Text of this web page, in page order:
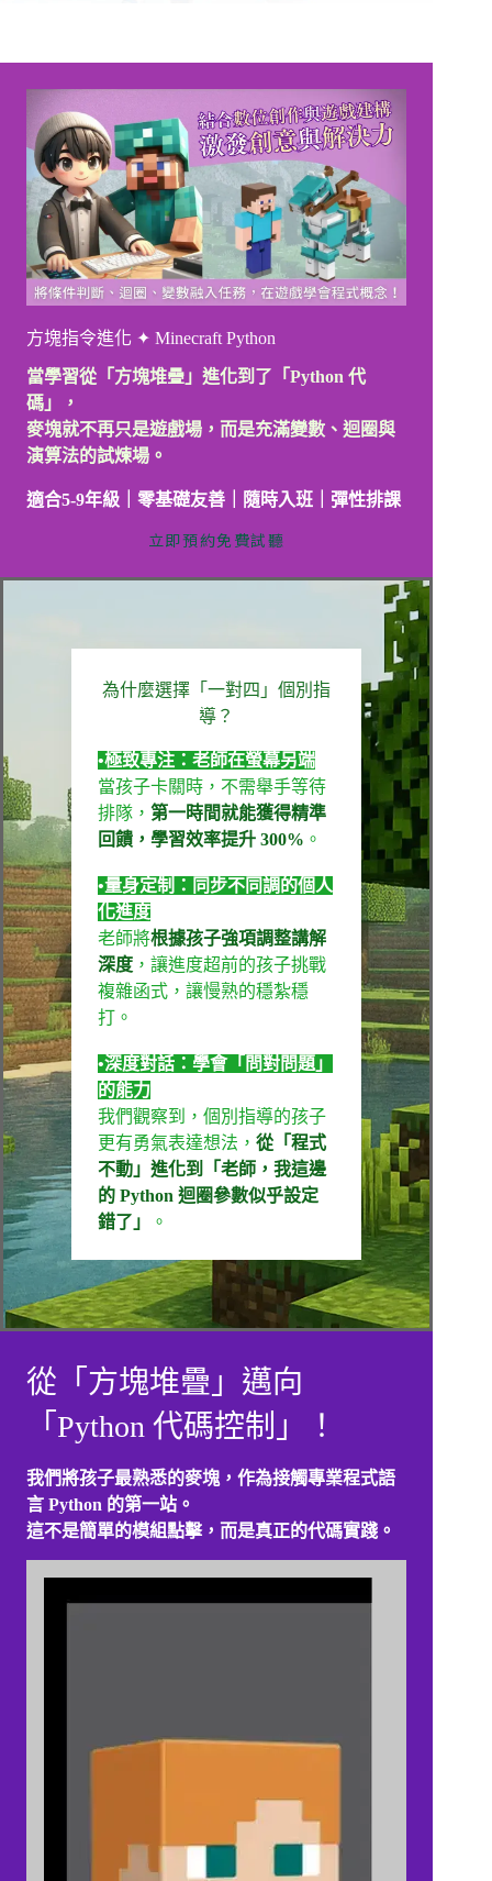
方塊指令進化 ✦ Minecraft Python
當學習從「方塊堆疊」進化到了「Python 代
碼」，
麥塊就不再只是遊戲場，而是充滿變數、迴圈與
演算法的試煉場。
適合5-9年級 ｜零基礎友善 隨時入班 彈性排課
立即預約免費試聽
為什麼選擇「一對四」個別指
導？
•極致專注：老師在螢幕另端
當孩子卡關時，不需舉手等待
排隊，第一時間就能獲得精準
回饋，學習效率提升 300% 。
•量身定制：同步不同調的個人
化進度
老師將根據孩子強項調整講解
深度 ，讓進度超前的孩子挑戰
複雜函式，讓慢熟的穩紮穩
打。
•深度對話：學會「問對問題」
的能力
我們觀察到，個別指導的孩子
更有勇氣表達想法，從「程式
不動」進化到「老師，我這邊
的 Python 迴圈參數似乎設定
錯了」
。
從「方塊堆疊」邁向
「Python 代碼控制」！
我們將孩子最熟悉的麥塊，作為接觸專業程式語
言 Python 的第一站。
這不是簡單的模組點擊，而是真正的代碼實踐。